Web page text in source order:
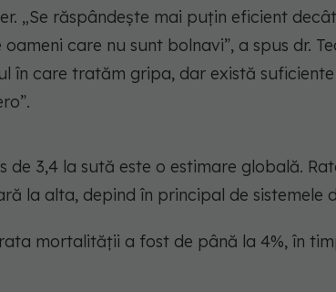
„Se răspândește mai puțin eficient
care nu sunt bolnavi”, a spus dr.
în care tratăm gripa, dar există
de 3,4 la sută este o estimare globală.
la alta, depind în principal de sistemele
mortalității a fost de până la 4%, în